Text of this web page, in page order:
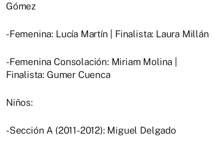
Gómez
-Femenina: Lucía Martín | Finalista: Laura Millán
-Femenina Consolación: Miriam Molina |
Finalista: Gumer Cuenca
Niños:
-Sección A (2011-2012): Miguel Delgado